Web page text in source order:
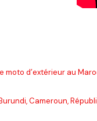
moto d’extérieur au
Cameroun,